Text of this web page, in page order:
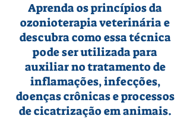
Aprenda os princípios da
ozonioterapia veterinária e
descubra como essa técnica
pode ser utilizada para
auxiliar no tratamento de
inflamações, infecções,
doenças crônicas e processos
de cicatrização em animais.